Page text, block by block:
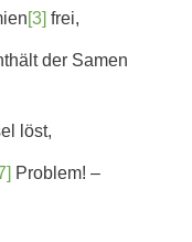
[3] frei,
der Samen
löst,
Problem! –